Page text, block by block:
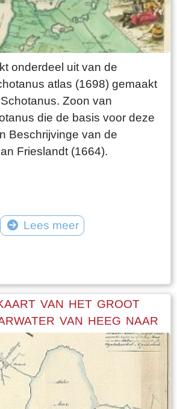
onderdeel uit van de
atlas (1698) gemaakt
Zoon van
die de basis voor deze
Beschrijvinge van de
Frieslandt (1664).
Lees meer
VAN HET GROOT
VAN HEEG NAAR
SLOTEN